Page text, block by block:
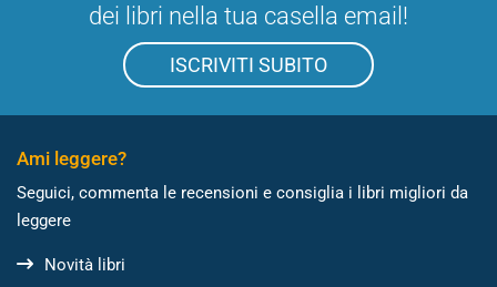
dei libri nella tua casella email!
ISCRIVITI SUBITO
Ami leggere?
Seguici, commenta le recensioni e consiglia i libri migliori da
leggere
Novità libri